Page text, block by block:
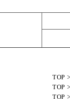
TOP >
TOP >
TOP >